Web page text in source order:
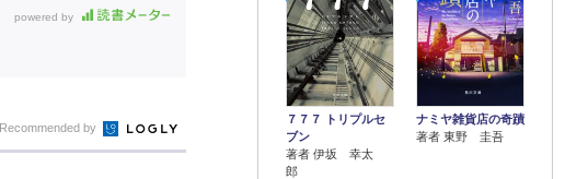
powered by
７７７ トリプルセ
ブン
著者 伊坂 幸太
郎
ナミヤ雑貨店の奇蹟
著者 東野 圭吾
Recommended by